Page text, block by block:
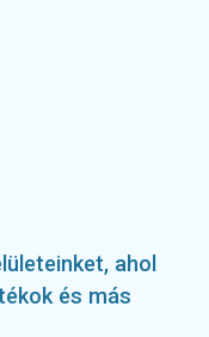
ahol
és más